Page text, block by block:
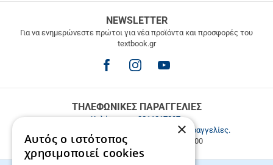
ΜΕΤΑΦΟΡΙΚΑ
άνω
NEWSLETTER
Για να ενημερώνεστε πρώτοι για νέα προϊόντα και προσφορές του
textbook.gr
ΤΗΛΕΦΩΝΙΚΕΣ ΠΑΡΑΓΓΕΛΙΕΣ
Καλέστε μας2811217297.
Εξυπηρέτηση πελατών & τηλεφωνικές παραγγελίες.
Δευ. - Παρ. 9:00-17:00, Σάβ. 9:00-15:00
×
Αυτός ο ιστότοπος
χρησιμοποιεί cookies